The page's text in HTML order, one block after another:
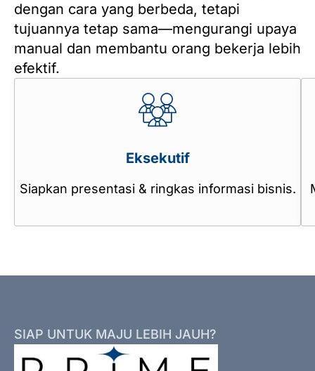
dengan cara yang berbeda, tetapi
tujuannya tetap sama—mengurangi upaya
manual dan membantu orang bekerja lebih
efektif.
Eksekutif
Siapkan presentasi & ringkas informasi bisnis.
SIAP UNTUK MAJU LEBIH JAUH?